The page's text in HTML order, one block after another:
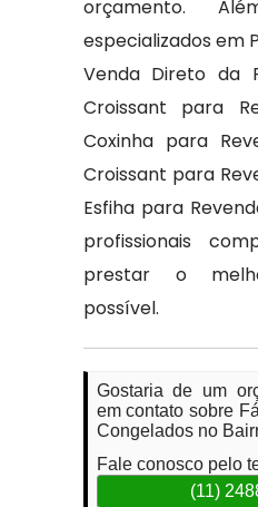
orçamento.
especializados em
Venda Direto da
Croissant para
Coxinha para
Croissant para
Esfiha para
profissionais
prestar o
possível.
Gostaria de um
em contato sobre
Congelados no
Fale conosco pelo
(11)